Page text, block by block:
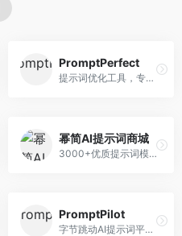
PromptPerfect
提示词优化工具，专注于提示词质量提升。面向AI用户，提供提示词优化、效果测试、版本对比等服务，提示词优化专业。
幂简AI提示词商城
3000+优质提示词模板平台，专注于中文提示词。面向中文AI用户，提供提示词模板、分类检索、一键使用等服务，中文提示词丰富。
PromptPilot
字节跳动AI提示词平台，专注于提示词优化与管理。面向AI用户，提供提示词优化、效果测试、团队协作等服务，企业级功能完善。